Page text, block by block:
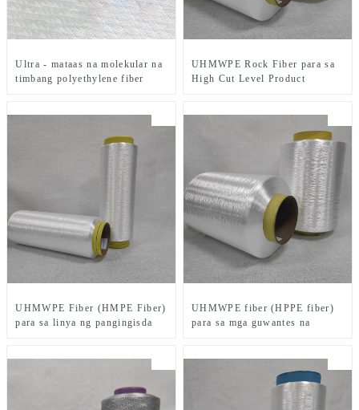
Ultra - mataas na molekular na
timbang polyethylene fiber
UHMWPE Rock Fiber para sa
High Cut Level Product
UHMWPE Fiber (HMPE Fiber)
para sa linya ng pangingisda
UHMWPE fiber (HPPE fiber)
para sa mga guwantes na